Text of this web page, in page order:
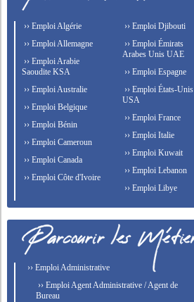
›› Emploi Algérie
›› Emploi Allemagne
›› Emploi Arabie
Saoudite KSA
›› Emploi Australie
›› Emploi Belgique
›› Emploi Bénin
›› Emploi Cameroun
›› Emploi Canada
›› Emploi Côte d'Ivoire
›› Emploi Djibouti
›› Emploi Émirats
Arabes Unis UAE
›› Emploi Espagne
›› Emploi États-Unis
USA
›› Emploi France
›› Emploi Italie
›› Emploi Kuwait
›› Emploi Lebanon
›› Emploi Libye
›› Emploi Administrative
›› Emploi Agent Administrative / Agent de
Bureau